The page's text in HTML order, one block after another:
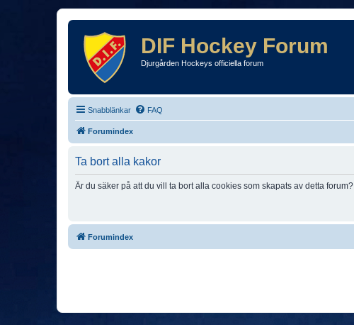
DIF Hockey Forum
Djurgården Hockeys officiella forum
Snabblänkar FAQ
Forumindex
Ta bort alla kakor
Är du säker på att du vill ta bort alla cookies som skapats av detta forum?
Forumindex